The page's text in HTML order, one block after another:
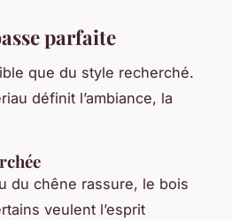
parfaite
que du style recherché.
définit l’ambiance, la
du chêne rassure, le bois
veulent l’esprit